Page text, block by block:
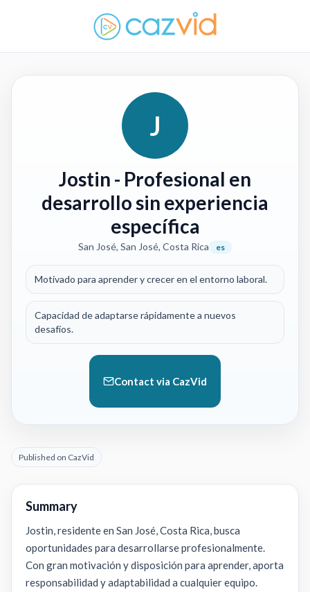
J
Jostin - Profesional en
desarrollo sin experiencia
específica
San José, San José, Costa Rica es
Motivado para aprender y crecer en el entorno laboral.
Capacidad de adaptarse rápidamente a nuevos
desafíos.
Contact via CazVid
Published on CazVid
Summary
Jostin, residente en San José, Costa Rica, busca
oportunidades para desarrollarse profesionalmente.
Con gran motivación y disposición para aprender, aporta
responsabilidad y adaptabilidad a cualquier equipo.